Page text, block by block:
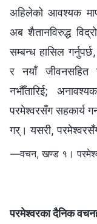
अहिलेको आवश्यक
अब शैतानविरुद्ध
सम्बन्ध हासिल
र नयाँ जीवनसहित
नभौँतारिई;
परमेश्‍वरसँग सहकार्य
गर्। यसरी,
—वचन, खण्ड १।
परमेश्‍वरका दैनिक